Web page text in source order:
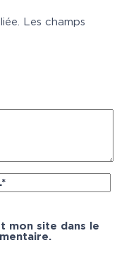
Les champs
mon site dans le